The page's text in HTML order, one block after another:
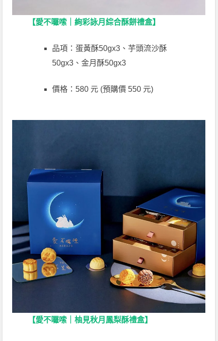
【愛不囉嗦｜絢彩詠月綜合酥餅禮盒】
品項：蛋黃酥50gx3、芋頭流沙酥
50gx3、金月酥50gx3
價格：580 元 (預購價 550 元)
【愛不囉嗦｜柚見秋月鳳梨酥禮盒】